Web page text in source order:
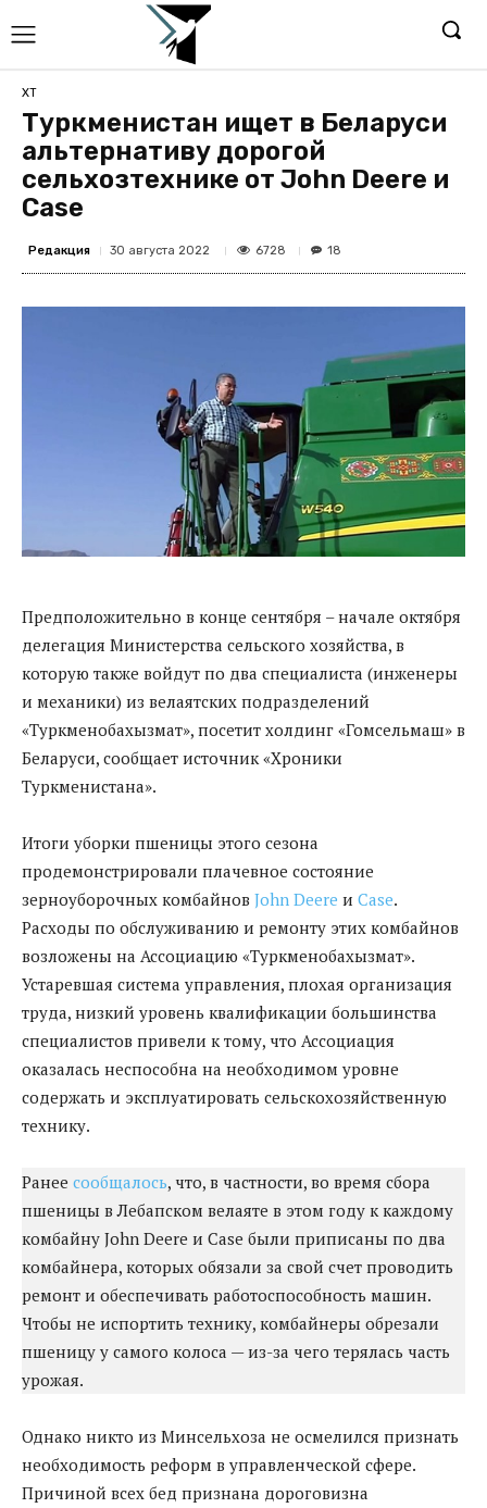
ХТ
Туркменистан ищет в Беларуси
альтернативу дорогой
сельхозтехнике от John Deere и
Case
Редакция 30 августа 2022 6728 18
Предположительно в конце сентября – начале октября
делегация Министерства сельского хозяйства, в
которую также войдут по два специалиста (инженеры
и механики) из велаятских подразделений
«Туркменобахызмат», посетит холдинг «Гомсельмаш» в
Беларуси, сообщает источник «Хроники
Туркменистана».
Итоги уборки пшеницы этого сезона
продемонстрировали плачевное состояние
зерноуборочных комбайнов John Deere и Case.
Расходы по обслуживанию и ремонту этих комбайнов
возложены на Ассоциацию «Туркменобахызмат».
Устаревшая система управления, плохая организация
труда, низкий уровень квалификации большинства
специалистов привели к тому, что Ассоциация
оказалась неспособна на необходимом уровне
содержать и эксплуатировать сельскохозяйственную
технику.
Ранее сообщалось, что, в частности, во время сбора
пшеницы в Лебапском велаяте в этом году к каждому
комбайну John Deere и Case были приписаны по два
комбайнера, которых обязали за свой счет проводить
ремонт и обеспечивать работоспособность машин.
Чтобы не испортить технику, комбайнеры обрезали
пшеницу у самого колоса — из-за чего терялась часть
урожая.
Однако никто из Минсельхоза не осмелился признать
необходимость реформ в управленческой сфере.
Причиной всех бед признана дороговизна